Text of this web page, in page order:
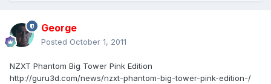
George
Posted October 1, 2011
NZXT Phantom Big Tower Pink Edition
http://guru3d.com/news/nzxt-phantom-big-tower-pink-edition-/